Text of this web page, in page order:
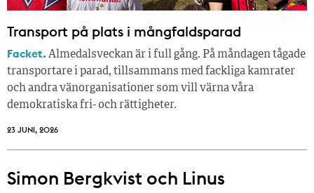
Transport på plats i mångfaldsparad
Facket.Almedalsveckan är i full gång. På måndagen tågade
transportare i parad, tillsammans med fackliga kamrater
och andra vänorganisationer som vill värna våra
demokratiska fri- och rättigheter.
23 JUNI, 2026
Simon Bergkvist och Linus